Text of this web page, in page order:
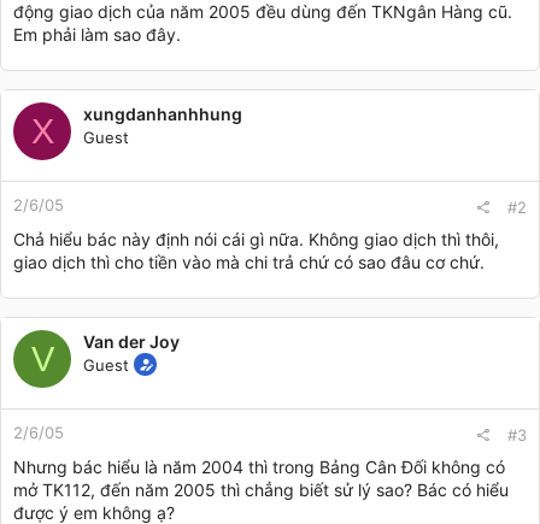
động giao dịch của năm 2005 đều dùng đến TKNgân Hàng cũ.
Em phải làm sao đây.
X xungdanhanhhung
Guest
2/6/05 #2
Chả hiểu bác này định nói cái gì nữa. Không giao dịch thì thôi,
giao dịch thì cho tiền vào mà chi trả chứ có sao đâu cơ chứ.
V Van der Joy
Guest
2/6/05 #3
Nhưng bác hiểu là năm 2004 thì trong Bảng Cân Đối không có
mở TK112, đến năm 2005 thì chẳng biết sử lý sao? Bác có hiểu
được ý em không ạ?